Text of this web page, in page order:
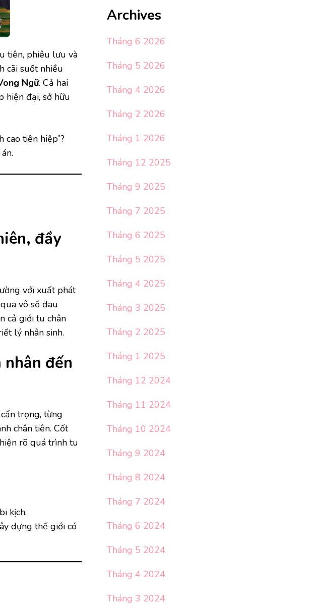
tiên, phiêu lưu và
cãi suốt nhiều
Ngữ. Cả hai
hiện đại, sở hữu
cao tiên hiệp”?
đầy
với xuất phát
vô số đau
cả giới tu chân
lý nhân sinh.
nhân đến
trọng, từng
chân tiên. Cốt
rõ quá trình tu
kịch.
dựng thế giới có
Archives
Tháng 6 2026
Tháng 5 2026
Tháng 4 2026
Tháng 2 2026
Tháng 1 2026
Tháng 12 2025
Tháng 9 2025
Tháng 7 2025
Tháng 6 2025
Tháng 5 2025
Tháng 4 2025
Tháng 3 2025
Tháng 2 2025
Tháng 1 2025
Tháng 12 2024
Tháng 11 2024
Tháng 10 2024
Tháng 9 2024
Tháng 8 2024
Tháng 7 2024
Tháng 6 2024
Tháng 5 2024
Tháng 4 2024
Tháng 3 2024